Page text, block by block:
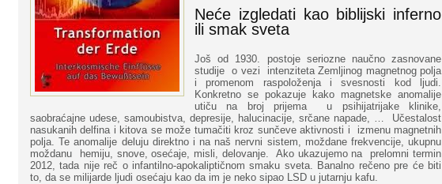
Neće izgledati kao biblijski inferno
ili smak sveta
Još od 1930. postoje seriozne naučno zasnovane
studije o vezi intenziteta Zemljinog magnetnog polja
i promenom raspoloženja i svesnosti kod ljudi.
Konkretno se pokazuje kako magnetske anomalije
utiču na broj prijema u psihijatrijake klinike,
saobraćajne udese, samoubistva, depresije, halucinacije, srčane napade, … Učestalost
nasukanih delfina i kitova se može tumačiti kroz sunčeve aktivnosti i izmenu magnetnih
polja. Te anomalije deluju direktno i na naš nervni sistem, moždane frekvencije, ukupnu
moždanu hemiju, snove, osećaje, misli, delovanje. Ako ukazujemo na prelomni termin
2012, tada nije reč o infantilno-apokaliptičnom smaku sveta. Banalno rečeno pre će biti
to, da se milijarde ljudi osećaju kao da im je neko sipao LSD u jutarnju kafu.